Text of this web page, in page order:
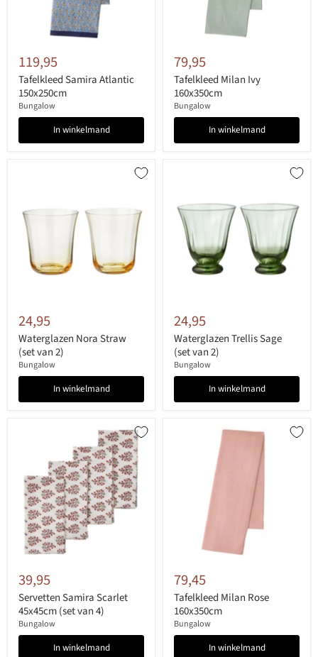
119,95
Tafelkleed Samira Atlantic
150x250cm
Bungalow
In winkelmand
79,95
Tafelkleed Milan Ivy
160x350cm
Bungalow
In winkelmand
24,95
Waterglazen Nora Straw
(set van 2)
Bungalow
In winkelmand
24,95
Waterglazen Trellis Sage
(set van 2)
Bungalow
In winkelmand
39,95
Servetten Samira Scarlet
45x45cm (set van 4)
Bungalow
In winkelmand
79,45
Tafelkleed Milan Rose
160x350cm
Bungalow
In winkelmand